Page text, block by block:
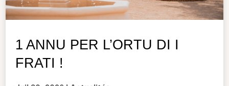
1 ANNU PER L’ORTU DI I
FRATI !